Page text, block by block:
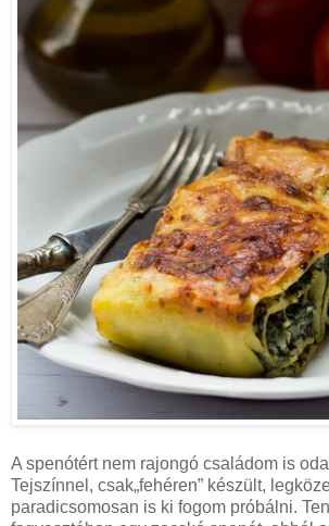
A spenótért nem rajongó családom is
Tejszínnel, csak„fehéren” készült,
paradicsomosan is ki fogom próbálni.